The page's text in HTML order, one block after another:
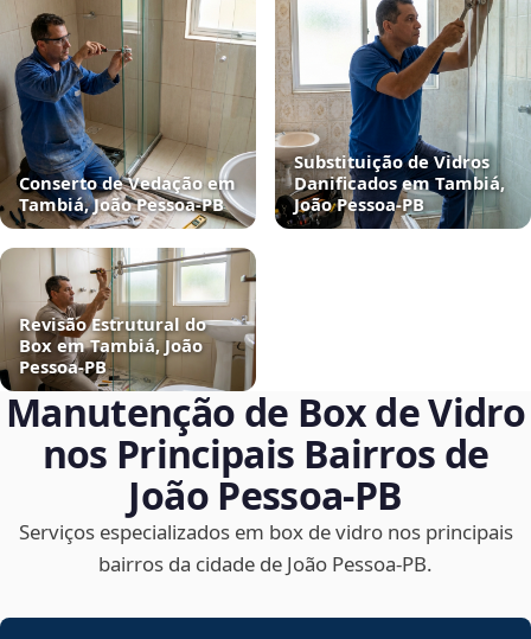
Conserto de Vedação em
Tambiá, João Pessoa‑PB
Substituição de Vidros
Danificados em Tambiá,
João Pessoa‑PB
Revisão Estrutural do
Box em Tambiá, João
Pessoa‑PB
Manutenção de Box de Vidro
nos Principais Bairros de
João Pessoa‑PB
Serviços especializados em box de vidro nos principais
bairros da cidade de João Pessoa‑PB.